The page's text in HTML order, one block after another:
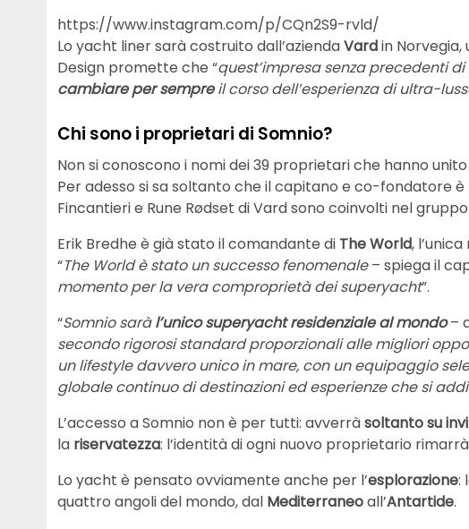
https://www.instagram.com/p/CQn2S9-rvld/
Lo yacht liner sarà costruito dall’aziendaVardin
Design promette che “quest’impresa senza precedenti
cambiare per sempreil corso dell’esperienza di ultra-
Chi sono i proprietari di Somnio?
Non si conoscono i nomi dei 39 proprietari che hanno
Per adesso si sa soltanto che il capitano e co-fondatore è
Fincantieri e Rune Rødset di Vard sono coinvolti nel
Erik Bredhe è già stato il comandante di The World,
“The World è stato un successo fenomenale– spiega il
momento per la vera comproprietà dei superyacht”.
“Somnio saràl’unico superyacht residenziale al mondo–
secondo rigorosi standard proporzionali alle migliori
un lifestyle davvero unico in mare, con un equipaggio
globale continuo di destinazioni ed esperienze che si
L’accesso a Somnio non è per tutti: avverràsoltanto su
la riservatezza: l’identità di ogni nuovo proprietario rimarrà
Lo yacht è pensato ovviamente anche per l’esplorazione:
quattro angoli del mondo, dal Mediterraneoall’Antartide.